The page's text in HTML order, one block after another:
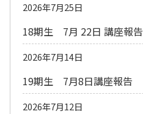
2026年7月25日
18期生 7月 22日 講座報告
2026年7月14日
19期生 7月8日講座報告
2026年7月12日